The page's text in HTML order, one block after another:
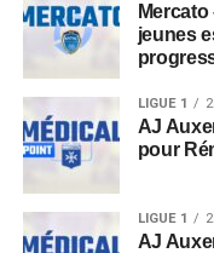
jeunes
LIGUE 1
AJ
pour
LIGUE 1
AJ